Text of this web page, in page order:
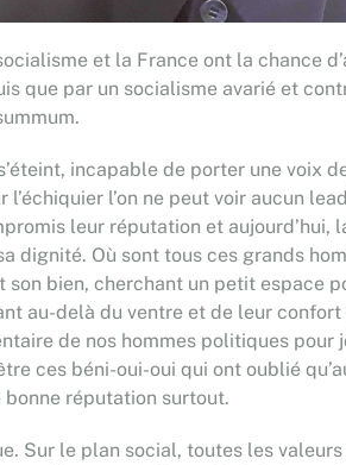
et la France ont la chance
que par un socialisme avarié et
incapable de porter une voix
l’on ne peut voir aucun
leur réputation et
dignité. Où sont tous ces grands
bien, cherchant un petit espace
au-delà du ventre et de leur
de nos hommes politiques
ces béni-oui-oui qui ont oublié
bonne réputation surtout.
Sur le plan social, toutes les